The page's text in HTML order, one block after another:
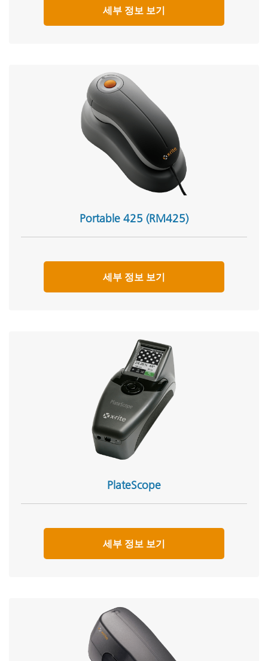
세부 정보 보기
Portable 425 (RM425)
세부 정보 보기
PlateScope
세부 정보 보기